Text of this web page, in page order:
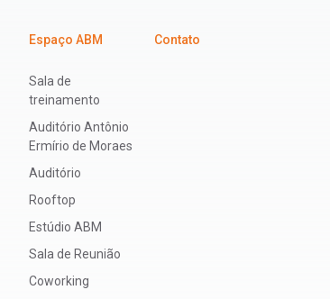
Espaço ABM
Sala de
treinamento
Auditório Antônio
Ermírio de Moraes
Auditório
Rooftop
Estúdio ABM
Sala de Reunião
Coworking
Contato